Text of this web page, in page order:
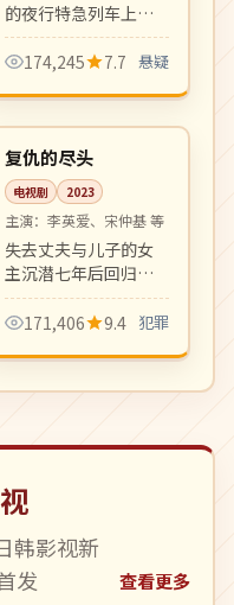
的夜行特急列车上发
生离奇命案，乘客身
份层层揭开。本格推
松本清张式氛围。
174,245 7.7 悬疑
韩国
完结 12:55
复仇的尽头
电视剧 2023
主演： 李英爱、宋仲基 等
失去丈夫与儿子的女
主沉潜七年后回归首
尔，以企业家身份发
起跨越数十年的复仇
转密集制作精良。
171,406 9.4 犯罪
韩影视新
发
查看更多